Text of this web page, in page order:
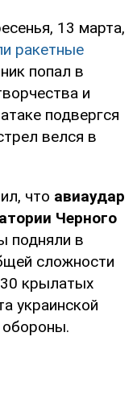
13 марта,
ракетные
попал в
и
подвергся
велся в
что авиаудар
Черного
подняли в
сложности
крылатых
украинской